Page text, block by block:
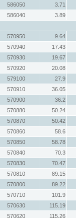
586050
3.71
586040
3.89
570950
9.64
570940
17.43
570930
19.67
570920
20.08
579100
27.9
570910
36.05
570900
36.2
570880
50.24
570870
50.42
570860
58.6
570850
58.78
570840
70.3
570830
70.47
570810
89.15
570800
89.22
570710
101.9
570630
115.19
570620 115.26